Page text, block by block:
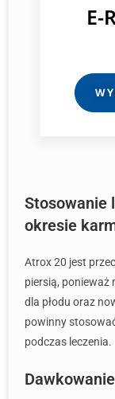
E-
Stosowanie
okresie
Atrox 20 jest
piersią, ponieważ
dla płodu oraz
powinny
podczas leczenia.